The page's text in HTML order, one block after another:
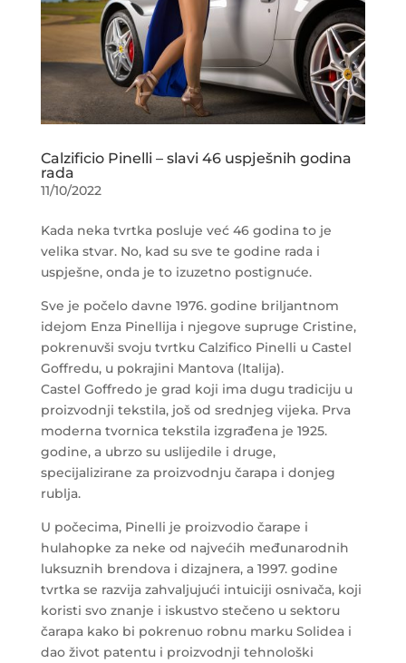
Calzificio Pinelli – slavi 46 uspješnih godina
rada
11/10/2022
Kada neka tvrtka posluje već 46 godina to je
velika stvar. No, kad su sve te godine rada i
uspješne, onda je to izuzetno postignuće.
Sve je počelo davne 1976. godine briljantnom
idejom Enza Pinellija i njegove supruge Cristine,
pokrenuvši svoju tvrtku Calzifico Pinelli u Castel
Goffredu, u pokrajini Mantova (Italija).
Castel Goffredo je grad koji ima dugu tradiciju u
proizvodnji tekstila, još od srednjeg vijeka. Prva
moderna tvornica tekstila izgrađena je 1925.
godine, a ubrzo su uslijedile i druge,
specijalizirane za proizvodnju čarapa i donjeg
rublja.
U počecima, Pinelli je proizvodio čarape i
hulahopke za neke od najvećih međunarodnih
luksuznih brendova i dizajnera, a 1997. godine
tvrtka se razvija zahvaljujući intuiciji osnivača, koji
koristi svo znanje i iskustvo stečeno u sektoru
čarapa kako bi pokrenuo robnu marku Solidea i
dao život patentu i proizvodnji tehnološki